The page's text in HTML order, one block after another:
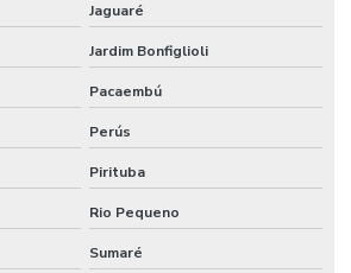
Jaguaré
Jardim Bonfiglioli
Pacaembú
Perús
Pirituba
Rio Pequeno
Sumaré